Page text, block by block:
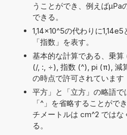
うことができ、例えばµPa
できる。
1,14×10^5の代わりに
「指数」を表す。
基本的な計算である、乗
(/, :, ÷), 指数 (^), pi (π), 減
の時点で許可されています
平方」と「立方」の略語
「^」を省略することがで
チメートルは cm^2 ではな
る。